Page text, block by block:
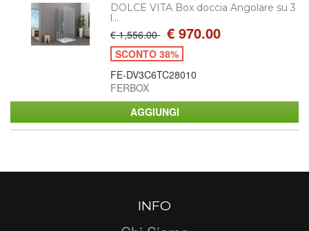
DOLCE VITA Box doccia Angolare su 3
l...
€ 1,556.00 € 970.00
SCONTO 38%
FE-DV3C6TC28010
FERBOX
INFO